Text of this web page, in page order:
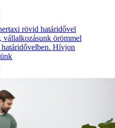
rövid határidővel
vállalkozásunk örömmel
Hívjon